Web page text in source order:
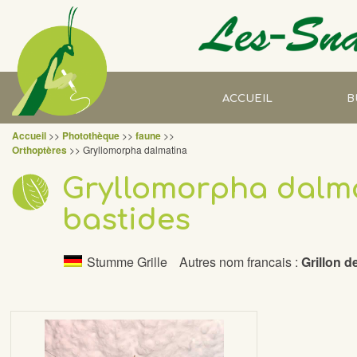
ACCUEIL
Accueil >> Photothèque >> faune >>
Orthoptères >> Gryllomorpha dalmatina
Gryllomorpha
bastides
Stumme Grille Autres nom francais : Grillon